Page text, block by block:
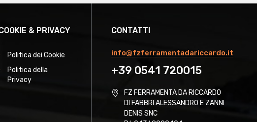
CONTATTI
info@fzferramentadariccardo.it
+39 0541 720015
FZ FERRAMENTA DA RICCARDO
DI FABBRI ALESSANDRO E ZANNI
DENIS SNC
& PRIVACY
Politica dei Cookie
Politica della
Privacy